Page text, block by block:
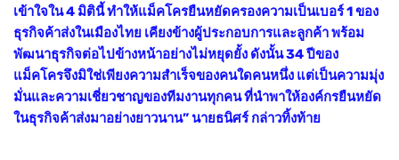
เข้าใจใน 4 มิตินี้ ทำให้แม็คโครยืนหยัดครองความเป็นเบอร์ 1 ของ
ธุรกิจค้าส่งในเมืองไทย เคียงข้างผู้ประกอบการและลูกค้า พร้อม
พัฒนาธุรกิจต่อไปข้างหน้าอย่างไม่หยุดยั้ง ดังนั้น 34 ปีของ
แม็คโครจึงมิใช่เพียงความสำเร็จของคนใดคนหนึ่ง แต่เป็นความมุ่ง
มั่นและความเชี่ยวชาญของทีมงานทุกคน ที่นำพาให้องค์กรยืนหยัด
ในธุรกิจค้าส่งมาอย่างยาวนาน” นายธนิศร์ กล่าวทิ้งท้าย